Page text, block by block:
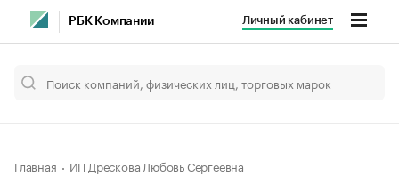
РБК Компании Личный кабинет
Главная ИП Дрескова Любовь Сергеевна